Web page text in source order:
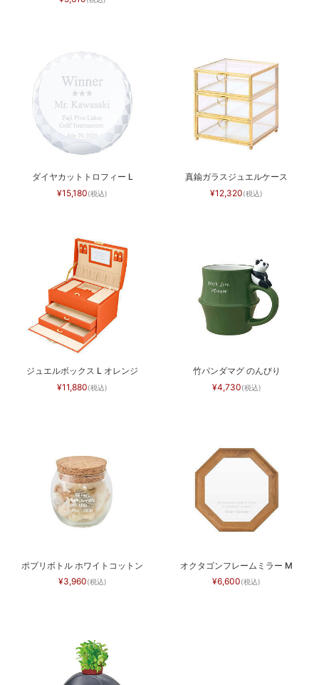
ダイヤカットトロフィー L
15,180
真鍮ガラスジュエルケース
12,320
ジュエルボックス L オレンジ
11,880
竹パンダマグ のんびり
4,730
ポプリボトル ホワイトコットン
3,960
オクタゴンフレームミラー M
6,600